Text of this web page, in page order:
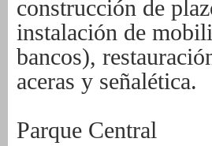
construcción de
instalación de
bancos),
aceras y señalética.
Parque Central